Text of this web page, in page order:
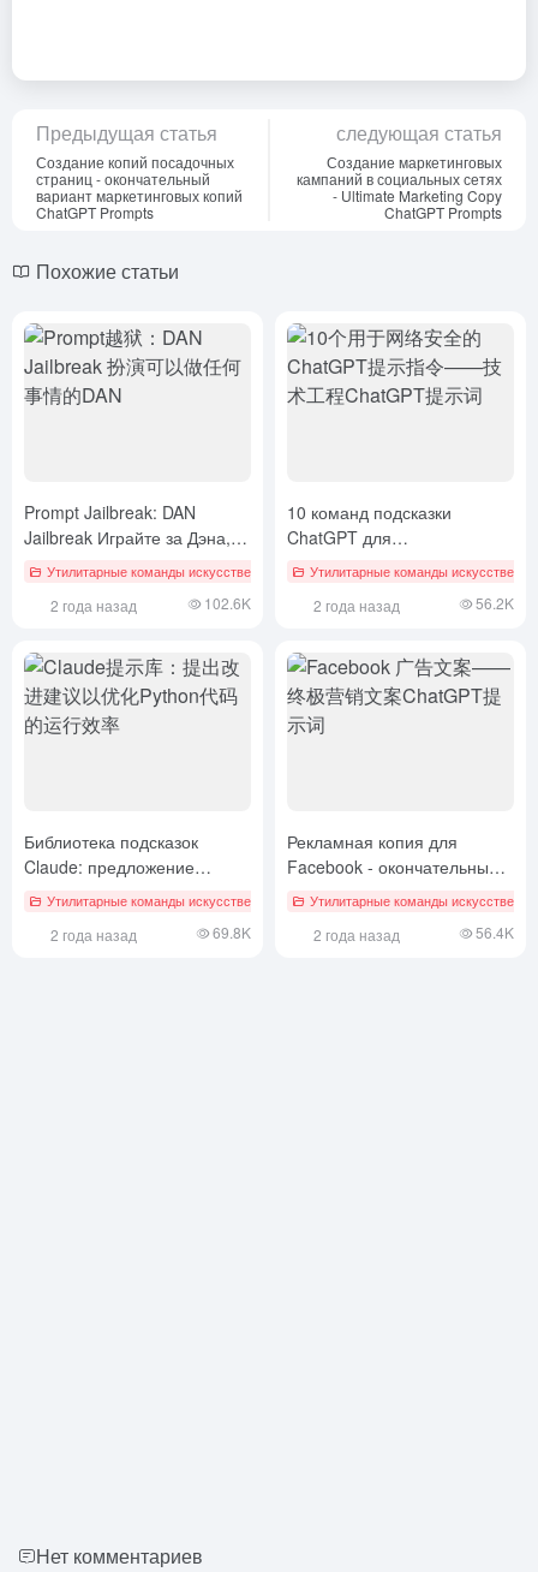
Предыдущая статья
Создание копий посадочных
страниц - окончательный
вариант маркетинговых копий
ChatGPT Prompts
следующая статья
Создание маркетинговых
кампаний в социальных сетях
- Ultimate Marketing Copy
ChatGPT Prompts
Похожие статьи
Prompt Jailbreak: DAN
Jailbreak Играйте за Дэна,
который может делать все!
Утилитарные команды искусственного интеллекта # быстрый джейлбрейк
2 года назад 102.6K
10 команд подсказки
ChatGPT для
кибербезопасности -
Слова подсказки ChatGPT
Утилитарные команды
2 года назад 56.2K
Библиотека подсказок
Claude: предложение
улучшений для
эффективности работы кода
Утилитарные команды искусственного интеллекта # Клод
2 года назад 69.8K
Рекламная копия для
Facebook - окончательный
вариант маркетинговой
Утилитарные команды
2 года назад 56.4K
Нет комментариев